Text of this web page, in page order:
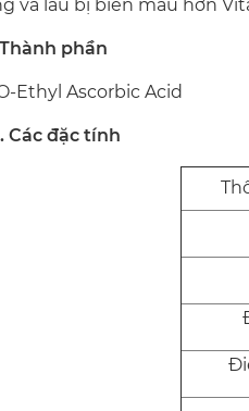
và lâu bị biến màu hơn
Thành phần
Ethyl Ascorbic Acid
Các đặc tính